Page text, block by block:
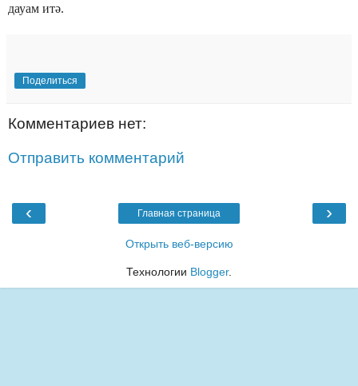
дауам итә.
Поделиться
Комментариев нет:
Отправить комментарий
‹ ›
Главная страница
Открыть веб-версию
Технологии Blogger.